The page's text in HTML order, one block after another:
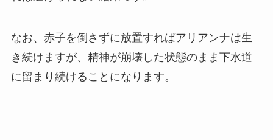
なお、赤子を倒さずに放置すればアリアンナは生
き続けますが、精神が崩壊した状態のまま下水道
に留まり続けることになります。